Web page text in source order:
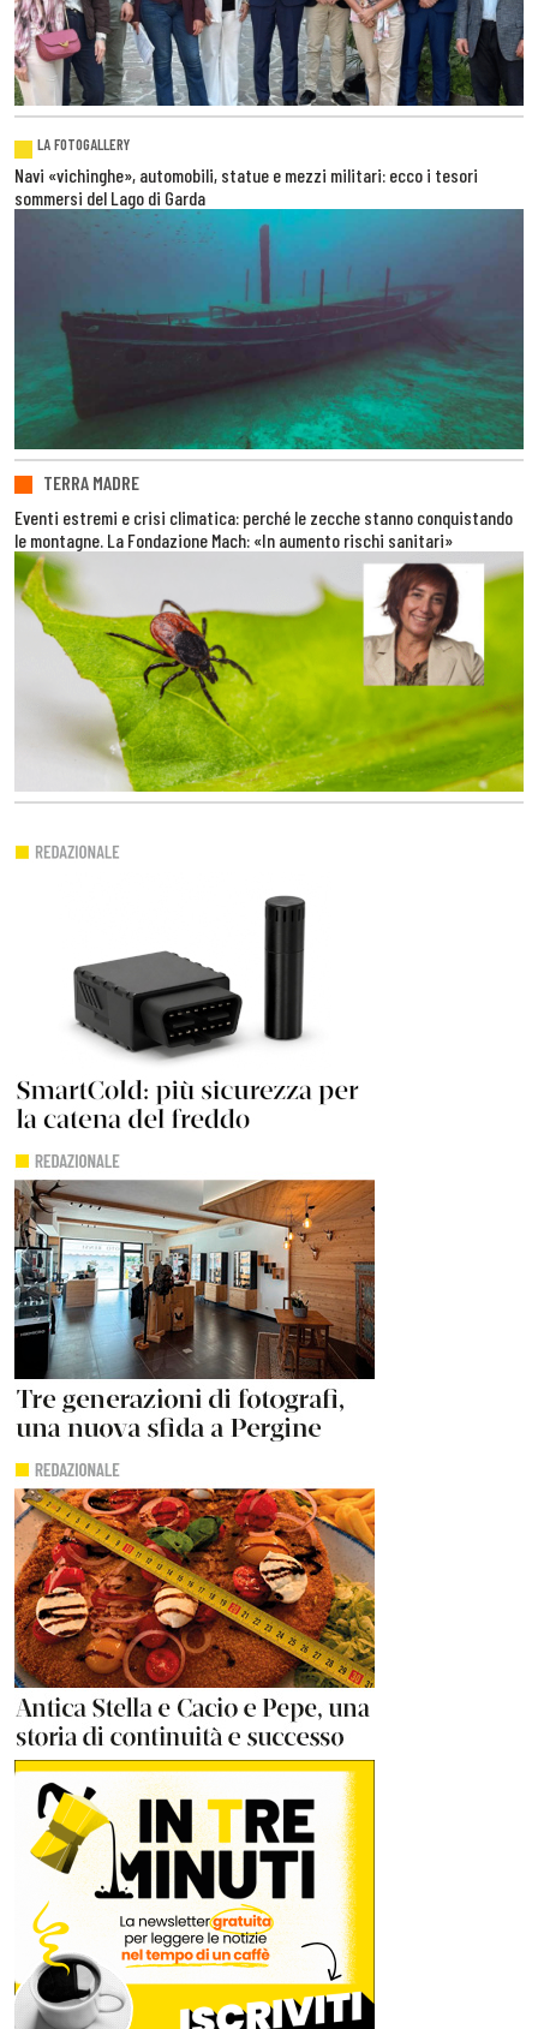
LA FOTOGALLERY
Navi «vichinghe», automobili, statue e mezzi militari: ecco i tesori
sommersi del Lago di Garda
TERRA MADRE
Eventi estremi e crisi climatica: perché le zecche stanno conquistando
le montagne. La Fondazione Mach: «In aumento rischi sanitari»